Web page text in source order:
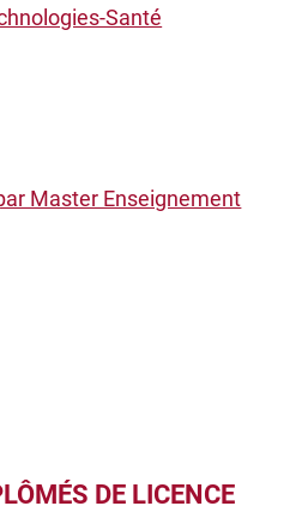
Santé
Master Enseignement
DE LICENCE